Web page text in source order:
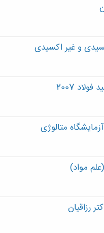
و غیر اکسیدی
2007
متالوژی
مواد)
رزاقیان